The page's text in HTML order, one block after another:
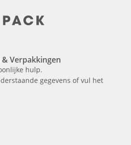
Verpakkingen
hulp.
gegevens of vul het